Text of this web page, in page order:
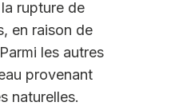
rupture de
en raison de
les autres
provenant
naturelles.